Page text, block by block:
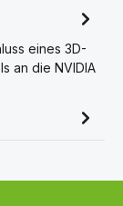
eines 3D-
an die NVIDIA